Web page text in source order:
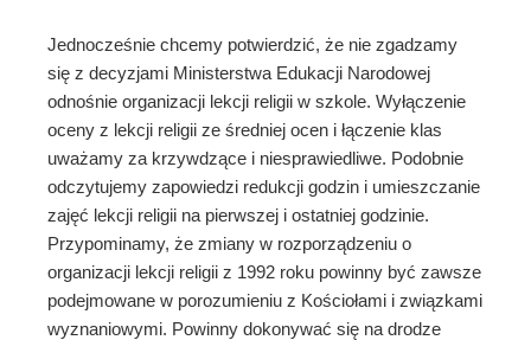
Jednocześnie chcemy potwierdzić, że nie zgadzamy
się z decyzjami Ministerstwa Edukacji Narodowej
odnośnie organizacji lekcji religii w szkole. Wyłączenie
oceny z lekcji religii ze średniej ocen i łączenie klas
uważamy za krzywdzące i niesprawiedliwe. Podobnie
odczytujemy zapowiedzi redukcji godzin i umieszczanie
zajęć lekcji religii na pierwszej i ostatniej godzinie.
Przypominamy, że zmiany w rozporządzeniu o
organizacji lekcji religii z 1992 roku powinny być zawsze
podejmowane w porozumieniu z Kościołami i związkami
wyznaniowymi. Powinny dokonywać się na drodze